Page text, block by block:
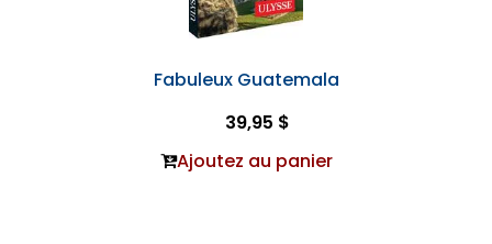
Fabuleux Guatemala
39,95 $
Ajoutez au panier